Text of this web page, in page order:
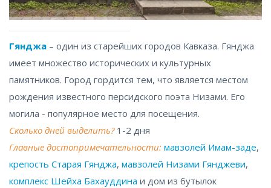
Гянджа – один из старейших городов Кавказа. Гянджа
имеет множество исторических и культурных
памятников. Город гордится тем, что является местом
рождения известного персидского поэта Низами. Его
могила - популярное место для посещения.
Сколько дней выделить?1-2 дня
Главные достопримечательности: мавзолей Имам-заде,
крепость Старая Гянджа, мавзолей Низами Гянджеви,
комплекс Шейха Бахауддина и дом из бутылок